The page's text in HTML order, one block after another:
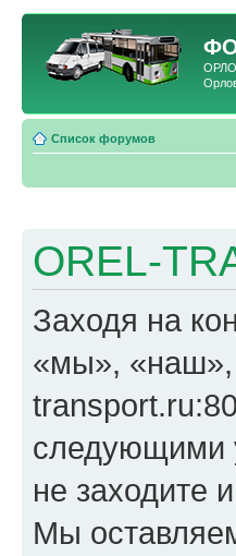
Список форумов
OREL-
Заходя на
«мы», «наш»,
следующими
не заходите
Мы